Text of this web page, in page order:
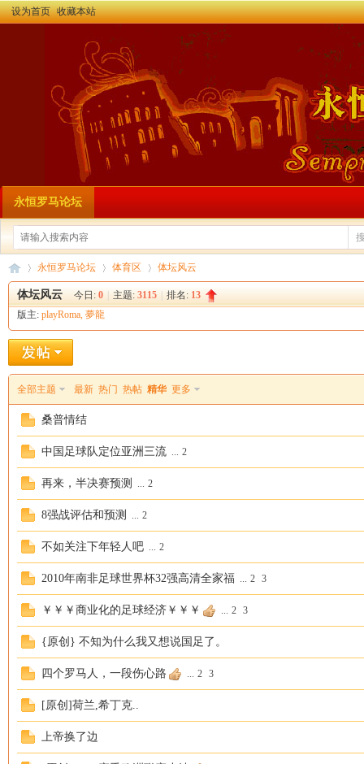
设为首页 收藏本站
永恒罗马论坛
永
恒
»
永恒罗马论坛 体育区 体坛风云
体坛风云 今日: 0 主题: 3115 排名: 13
版主: playRoma, 夢龍
全部主题 最新 热门 热帖 精华 更多
桑普情结
中国足球队定位亚洲三流 ... 2
再来，半决赛预测 ... 2
8强战评估和预测 ... 2
不如关注下年轻人吧 ... 2
2010年南非足球世界杯32强高清全家福 ... 2 3
￥￥￥商业化的足球经济￥￥￥ ... 2 3
{原创} 不知为什么我又想说国足了。
四个罗马人，一段伤心路 ... 2 3
[原创]荷兰,希丁克..
上帝换了边